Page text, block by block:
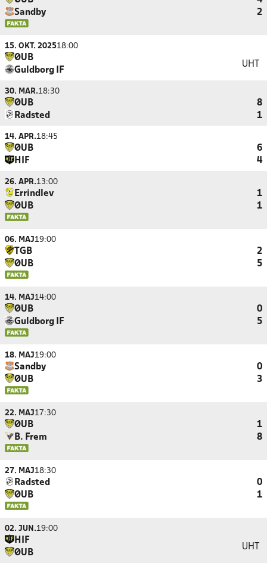
Sandby
2
15. OKT. 202518:00
ØUB
Guldborg IF
UHT
30. MAR.18:30
ØUB
8
Radsted
1
14. APR.18:45
ØUB
6
HIF
4
26. APR.13:00
Errindlev
1
ØUB
1
06. MAJ19:00
TGB
2
ØUB
5
14. MAJ14:00
ØUB
0
Guldborg IF
5
18. MAJ19:00
Sandby
0
ØUB
3
22. MAJ17:30
ØUB
1
B. Frem
8
27. MAJ18:30
Radsted
0
ØUB
1
02. JUN.19:00
HIF
ØUB
UHT